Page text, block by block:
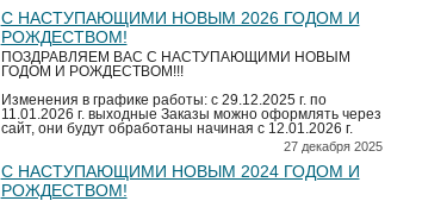
С НАСТУПАЮЩИМИ НОВЫМ 2026 ГОДОМ И
РОЖДЕСТВОМ!
ПОЗДРАВЛЯЕМ ВАС С НАСТУПАЮЩИМИ НОВЫМ
ГОДОМ И РОЖДЕСТВОМ!!!
Изменения в графике работы: с 29.12.2025 г. по
11.01.2026 г. выходные Заказы можно оформлять через
сайт, они будут обработаны начиная с 12.01.2026 г.
27 декабря 2025
С НАСТУПАЮЩИМИ НОВЫМ 2024 ГОДОМ И
РОЖДЕСТВОМ!